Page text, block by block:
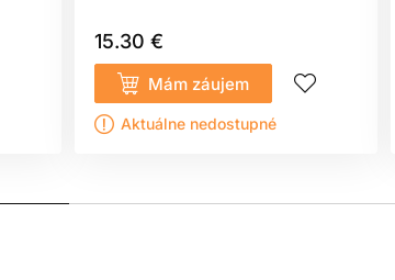
alergické reakcie. Pred použitím si pozorne
výrobok nepoužívajte.
15.30 €
Mám záujem
Aktuálne nedostupné